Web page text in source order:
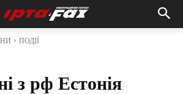
ПОДІЇ
з рф Естонія